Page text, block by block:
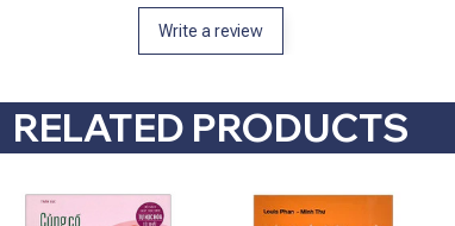
Write a review
RELATED PRODUCTS